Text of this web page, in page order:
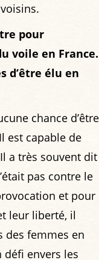
pour
voile en France.
d’être élu en
chance d’être
est capable de
a très souvent dit
pas contre le
et pour
leur liberté, il
des femmes en
défi envers les